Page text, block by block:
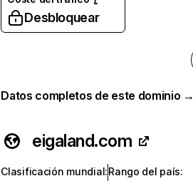
Desbloquear
Datos completos de este dominio →
eigaland.com
Clasificación mundial:Rango del país: